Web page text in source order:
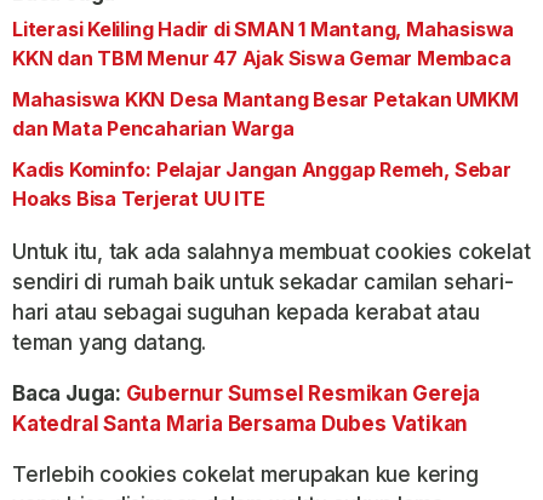
Literasi Keliling Hadir di SMAN 1 Mantang, Mahasiswa
KKN dan TBM Menur 47 Ajak Siswa Gemar Membaca
Mahasiswa KKN Desa Mantang Besar Petakan UMKM
dan Mata Pencaharian Warga
Kadis Kominfo: Pelajar Jangan Anggap Remeh, Sebar
Hoaks Bisa Terjerat UU ITE
Untuk itu, tak ada salahnya membuat cookies cokelat
sendiri di rumah baik untuk sekadar camilan sehari-
hari atau sebagai suguhan kepada kerabat atau
teman yang datang.
Baca Juga: Gubernur Sumsel Resmikan Gereja
Katedral Santa Maria Bersama Dubes Vatikan
Terlebih cookies cokelat merupakan kue kering